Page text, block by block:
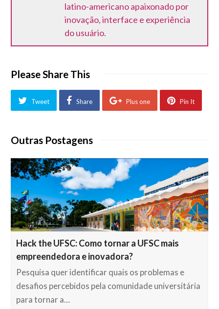
latino-americano apaixonado por
inovação, interface e experiência
do usuário.
Please Share This
Tweet Share Plus one Pin It
Outras Postagens
Hack the UFSC: Como tornar a UFSC mais
empreendedora e inovadora?
Pesquisa quer identificar quais os problemas e
desafios percebidos pela comunidade universitária
para tornar a…